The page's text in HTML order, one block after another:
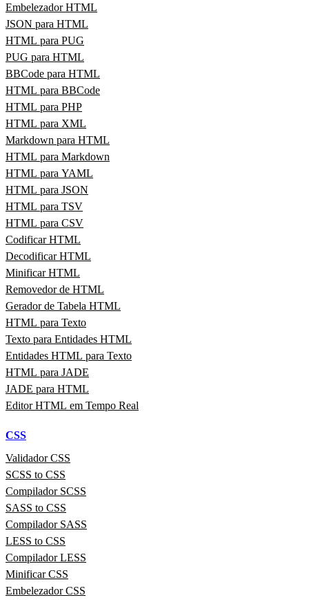
Embelezador HTML
JSON para HTML
HTML para PUG
PUG para HTML
BBCode para HTML
HTML para BBCode
HTML para PHP
HTML para XML
Markdown para HTML
HTML para Markdown
HTML para YAML
HTML para JSON
HTML para TSV
HTML para CSV
Codificar HTML
Decodificar HTML
Minificar HTML
Removedor de HTML
Gerador de Tabela HTML
HTML para Texto
Texto para Entidades HTML
Entidades HTML para Texto
HTML para JADE
JADE para HTML
Editor HTML em Tempo Real
CSS
Validador CSS
SCSS to CSS
Compilador SCSS
SASS to CSS
Compilador SASS
LESS to CSS
Compilador LESS
Minificar CSS
Embelezador CSS